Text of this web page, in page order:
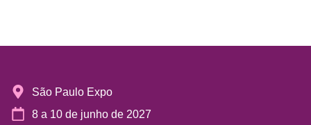
São Paulo Expo
8 a 10 de junho de 2027